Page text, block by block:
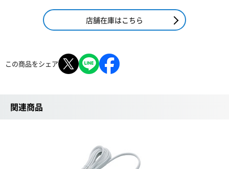
店舗在庫はこちら
この商品をシェア
関連商品